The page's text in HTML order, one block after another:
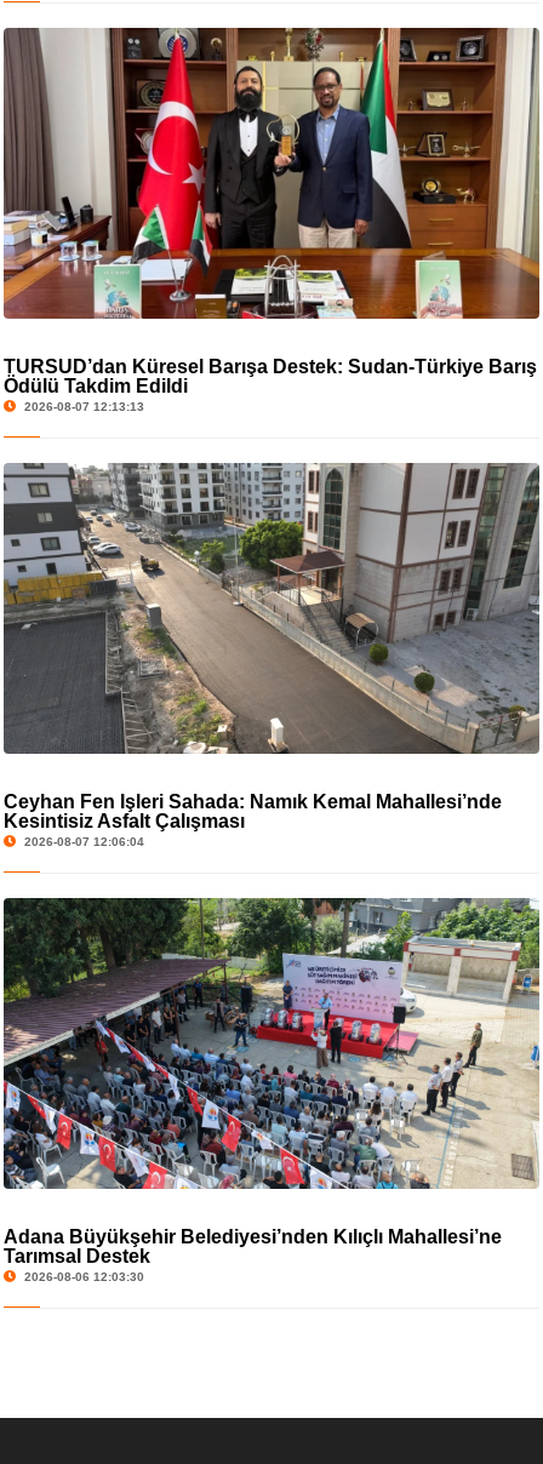
TURSUD’dan Küresel Barışa Destek: Sudan-Türkiye Barış
Ödülü Takdim Edildi
2026-08-07 12:13:13
Ceyhan Fen İşleri Sahada: Namık Kemal Mahallesi’nde
Kesintisiz Asfalt Çalışması
2026-08-07 12:06:04
Adana Büyükşehir Belediyesi’nden Kılıçlı Mahallesi’ne
Tarımsal Destek
2026-08-06 12:03:30